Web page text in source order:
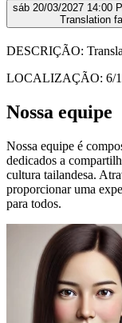
sáb 20/03/2027 14:00
Translation
DESCRIÇÃO:
LOCALIZAÇÃO: 6/1
Nossa equipe
Nossa equipe é
dedicados a
cultura tailandesa.
proporcionar uma
para todos.